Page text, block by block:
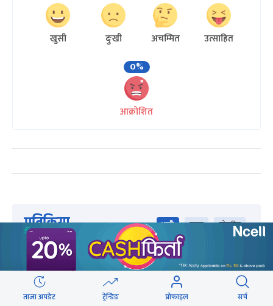
खुसी दुःखी अचम्मित
उत्साहित
0%
आक्रोशित
प्रतिक्रिया भर्खरै पुराना लोकप्रिय
ताजा अपडेट ट्रेन्डिङ प्रोफाइल सर्च